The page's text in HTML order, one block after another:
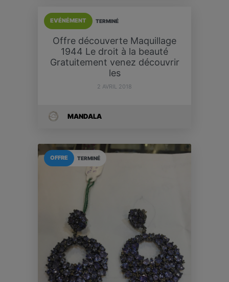
TERMINÉ
EVÉNÉMENT
Offre découverte Maquillage
1944 Le droit à la beauté
Gratuitement venez découvrir
les
2 AVRIL 2018
MANDALA
TERMINÉ
OFFRE